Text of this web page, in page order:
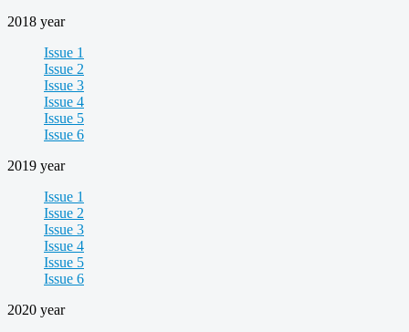
2018 year
Issue 1
Issue 2
Issue 3
Issue 4
Issue 5
Issue 6
2019 year
Issue 1
Issue 2
Issue 3
Issue 4
Issue 5
Issue 6
2020 year